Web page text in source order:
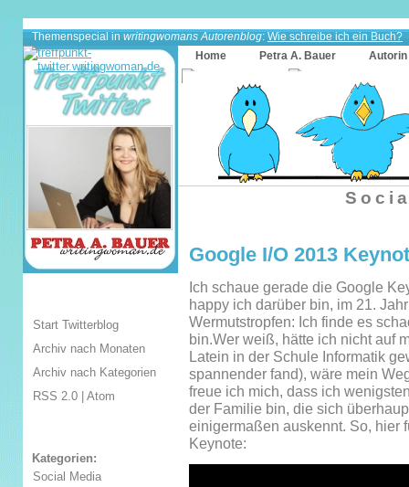
Themenspecial in writingwomans Autorenblog: Wie schreibe ich ein Buch?
Home
Petra A. Bauer Autorin
Google I/O 2013
Ich schaue gerade die Google
happy ich darüber bin, im 21.
Wermutstropfen: Ich finde es
bin.Wer weiß, hätte ich nicht auf
Latein in der Schule Informatik
spannender fand), wäre mein
freue ich mich, dass ich
der Familie bin, die sich
einigermaßen auskennt. So, hier
Keynote:
Start Twitterblog
Archiv nach Monaten
Archiv nach Kategorien
RSS 2.0 | Atom
Kategorien:
Social Media